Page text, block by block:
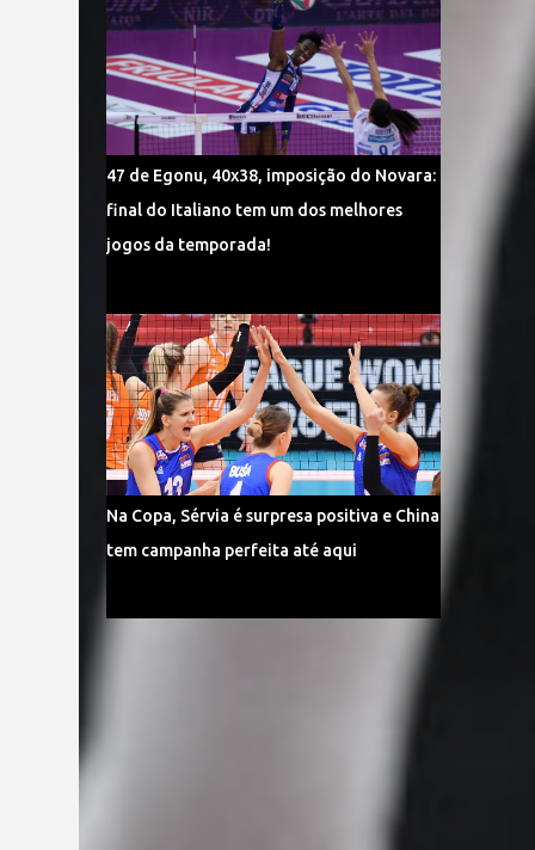
47 de Egonu, 40x38, imposição do Novara:
final do Italiano tem um dos melhores
jogos da temporada!
Na Copa, Sérvia é surpresa positiva e China
tem campanha perfeita até aqui